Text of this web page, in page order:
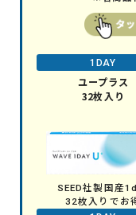
1DAY
ユープラス
32枚入り
SEED社製国産
32枚入りでお